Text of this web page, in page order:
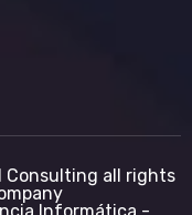
Consulting all rights